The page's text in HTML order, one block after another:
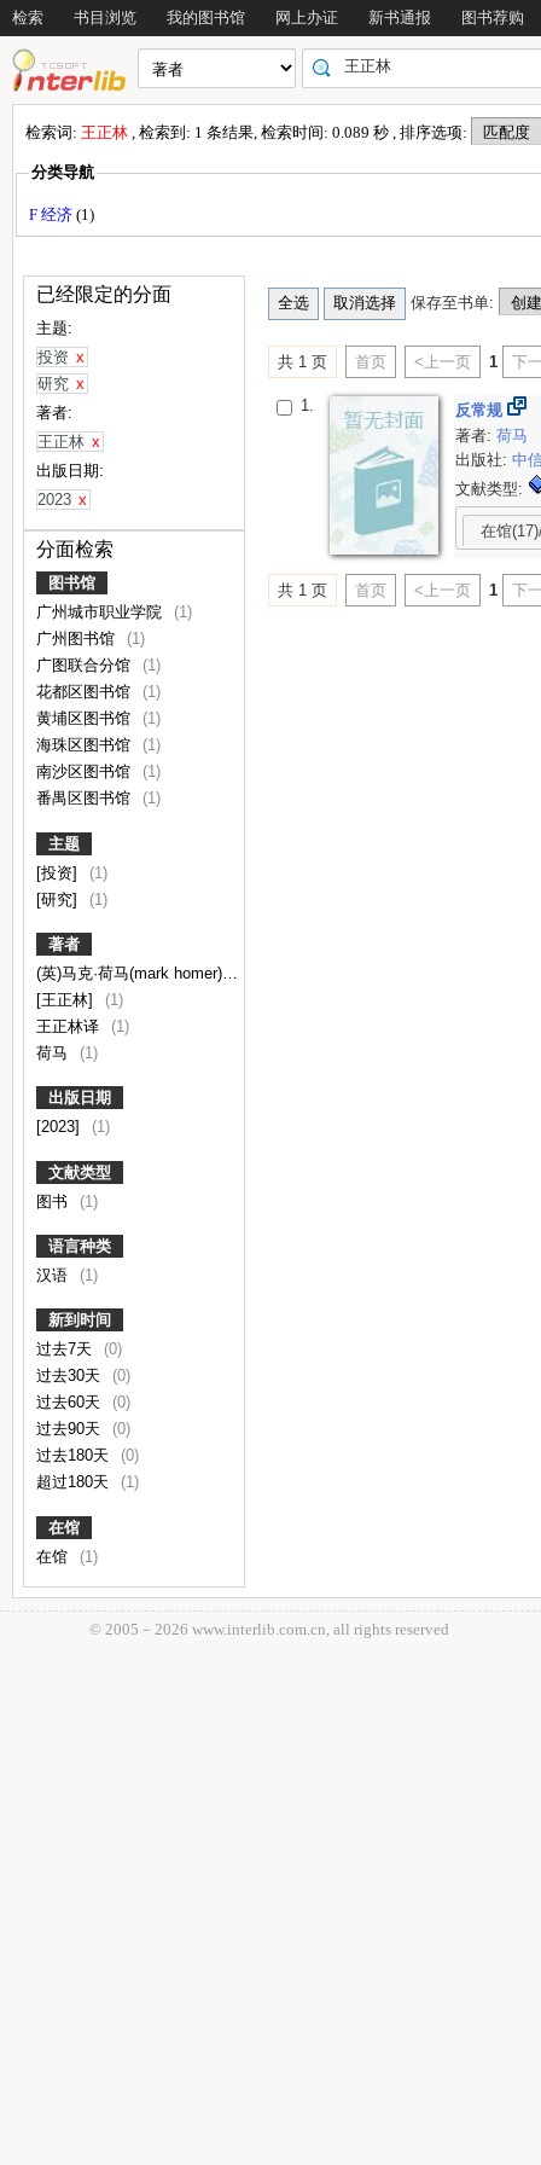
检索 书目浏览 我的图书馆 网上办证 新书通报 图书荐购
检索词: 王正林 , 检索到: 1 条结果, 检索时间: 0.089 秒 , 排序选项:
分类导航
F 经济 (1)
已经限定的分面
主题:
投资 x
研究 x
著者:
王正林 x
出版日期:
2023 x
分面检索
图书馆
广州城市职业学院
(1)
广州图书馆
(1)
广图联合分馆
(1)
花都区图书馆
(1)
黄埔区图书馆
(1)
海珠区图书馆
(1)
南沙区图书馆
(1)
番禺区图书馆
(1)
主题
[投资]
(1)
[研究]
(1)
著者
(英)马克·荷马(mark homer)著
[王正林]
(1)
王正林译
(1)
荷马
(1)
出版日期
[2023]
(1)
文献类型
图书
(1)
语言种类
汉语
(1)
新到时间
过去7天
(0)
过去30天
(0)
过去60天
(0)
过去90天
(0)
过去180天
(0)
超过180天
(1)
在馆
在馆
(1)
保存至书单:
共 1 页 首页 <上一页 1 下
1.
反常规
著者:荷马
出版社:中
文献类型:
在馆
共 1 页 首页 <上一页 1 下
© 2005－ 2026 www.interlib.com.cn, all rights reserved